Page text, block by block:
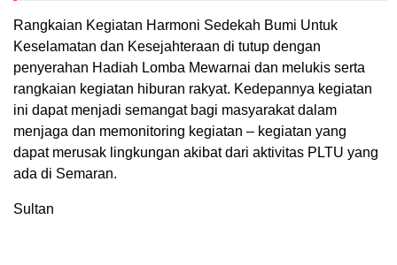
Rangkaian Kegiatan Harmoni Sedekah Bumi Untuk
Keselamatan dan Kesejahteraan di tutup dengan
penyerahan Hadiah Lomba Mewarnai dan melukis serta
rangkaian kegiatan hiburan rakyat. Kedepannya kegiatan
ini dapat menjadi semangat bagi masyarakat dalam
menjaga dan memonitoring kegiatan – kegiatan yang
dapat merusak lingkungan akibat dari aktivitas PLTU yang
ada di Semaran.
Sultan